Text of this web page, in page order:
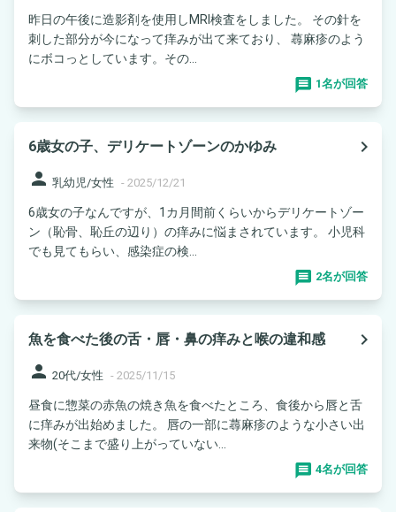
昨日の午後に造影剤を使用しMRI検査をしました。 その針を
刺した部分が今になって痒みが出て来ており、 蕁麻疹のよう
にボコっとしています。その...
1名が回答
6歳女の子、デリケートゾーンのかゆみ
navigate_next
person 乳幼児/女性 - 2025/12/21
6歳女の子なんですが、1カ月間前くらいからデリケートゾー
ン（恥骨、恥丘の辺り）の痒みに悩まされています。 小児科
でも見てもらい、感染症の検...
2名が回答
魚を食べた後の舌・唇・鼻の痒みと喉の違和感
navigate_next
person 20代/女性 - 2025/11/15
昼食に惣菜の赤魚の焼き魚を食べたところ、食後から唇と舌
に痒みが出始めました。 唇の一部に蕁麻疹のような小さい出
来物(そこまで盛り上がっていない...
4名が回答